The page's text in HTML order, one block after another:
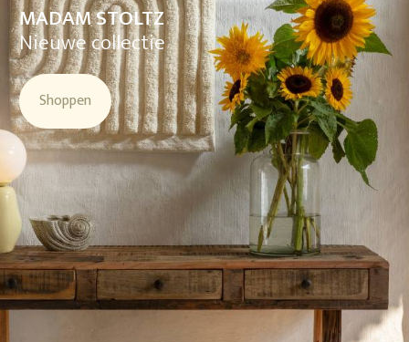
MADAM STOLTZ
Nieuwe collectie
Shoppen